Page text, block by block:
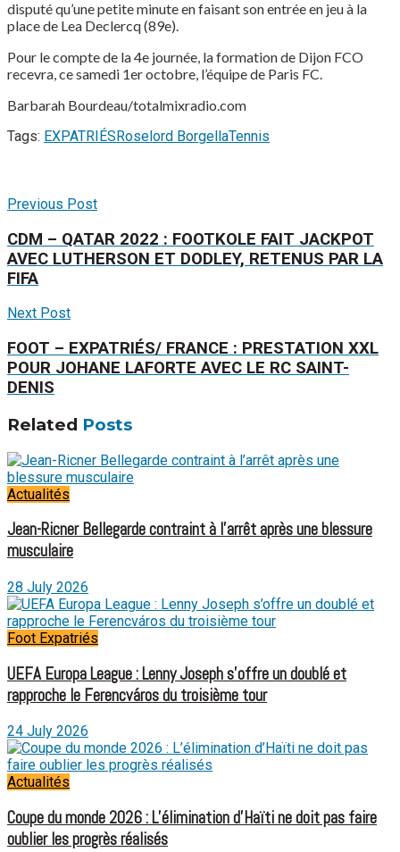
disputé qu’une petite minute en faisant son entrée en jeu à la
place de Lea Declercq (89e).
Pour le compte de la 4e journée, la formation de Dijon FCO
recevra, ce samedi 1er octobre, l’équipe de Paris FC.
Barbarah Bourdeau/totalmixradio.com
Tags: EXPATRIÉSRoselord BorgellaTennis
Previous Post
CDM – QATAR 2022 : FOOTKOLE FAIT JACKPOT
AVEC LUTHERSON ET DODLEY, RETENUS PAR LA
FIFA
Next Post
FOOT – EXPATRIÉS/ FRANCE : PRESTATION XXL
POUR JOHANE LAFORTE AVEC LE RC SAINT-
DENIS
Related Posts
Actualités
Jean-Ricner Bellegarde contraint à l’arrêt après une blessure
musculaire
28 July 2026
Foot Expatriés
UEFA Europa League : Lenny Joseph s’offre un doublé et
rapproche le Ferencváros du troisième tour
24 July 2026
Actualités
Coupe du monde 2026 : L’élimination d’Haïti ne doit pas faire
oublier les progrès réalisés